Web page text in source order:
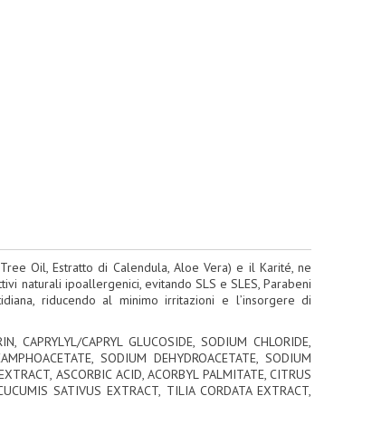
Oil, Estratto di Calendula, Aloe Vera) e il Karité, ne
naturali ipoallergenici, evitando SLS e SLES, Parabeni
riducendo al minimo irritazioni e l’insorgere di
CAPRYLYL/CAPRYL GLUCOSIDE, SODIUM CHLORIDE,
SODIUM DEHYDROACETATE, SODIUM
ASCORBIC ACID, ACORBYL PALMITATE, CITRUS
SATIVUS EXTRACT, TILIA CORDATA EXTRACT,